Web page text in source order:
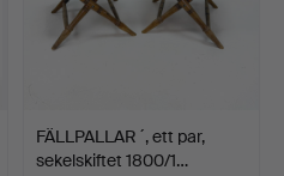
FÄLLPALLAR ´, ett par,
sekelskiftet 1800/1…